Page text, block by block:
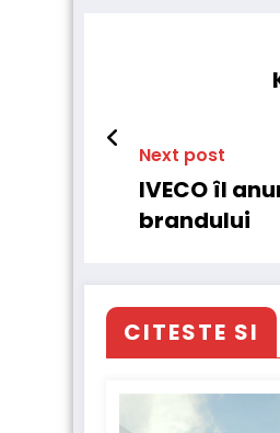
Next post
IVECO îl
brandului
CITESTE SI